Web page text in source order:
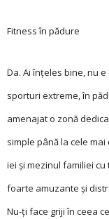
Fitness în pădure
Da. Ai înțeles bine, nu
sporturi extreme, în
ame­na­­jat o zonă
simple până la cele
iei și mezinul familiei
foarte amuzante și
Nu-ți face griji în ceea